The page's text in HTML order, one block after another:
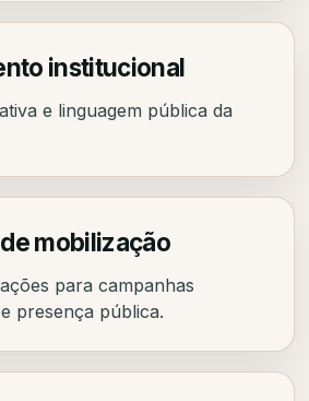
institucional
e linguagem pública da
mobilização
para campanhas
presença pública.